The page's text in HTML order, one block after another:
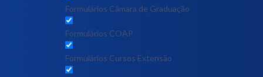
Formulários Câmara de Graduação
Formulários COAP
Formulários Cursos Extensão